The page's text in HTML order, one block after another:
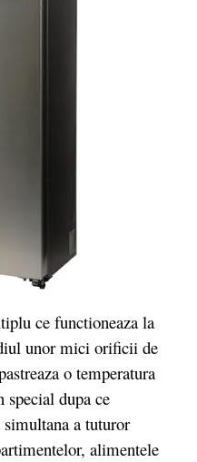
ce functioneaza la
unor mici orificii de
o temperatura
dupa ce
a tuturor
alimentele